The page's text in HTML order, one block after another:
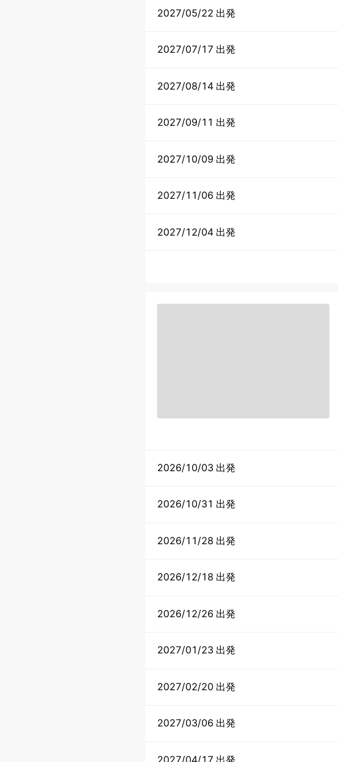
2027/05/22 出発
2027/07/17 出発
2027/08/14 出発
2027/09/11 出発
2027/10/09 出発
2027/11/06 出発
2027/12/04 出発
2026/10/03 出発
2026/10/31 出発
2026/11/28 出発
2026/12/18 出発
2026/12/26 出発
2027/01/23 出発
2027/02/20 出発
2027/03/06 出発